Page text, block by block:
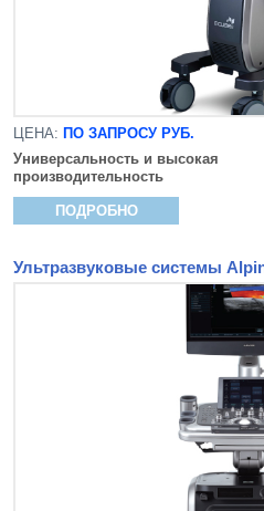
ЦЕНА: ПО ЗАПРОСУ РУБ.
Универсальность и высокая
производительность
ПОДРОБНО
Ультразвуковые системы